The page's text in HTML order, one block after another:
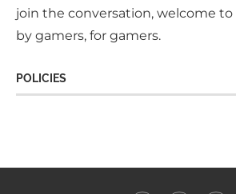
join the conversation, welcome
by gamers, for gamers.
POLICIES